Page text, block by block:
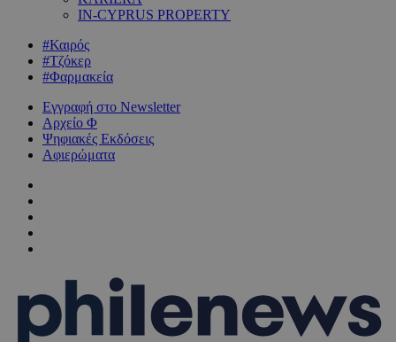
IN-CYPRUS PROPERTY
#Καιρός
#Τζόκερ
#Φαρμακεία
Εγγραφή στο Newsletter
Αρχείο Φ
Ψηφιακές Εκδόσεις
Αφιερώματα